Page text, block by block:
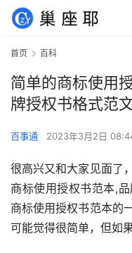
首页 百科
简单的商标使用
牌授权书格式范文
百事通 2023年3月2日
很高兴又和大家见面了
商标使用授权书范本,
商标使用授权书范本的
可能觉得很简单，但如